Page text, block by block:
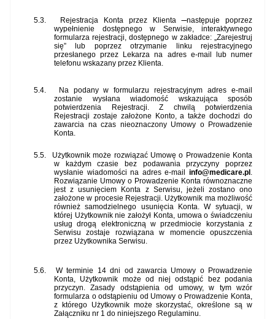
5.3. Rejestracja Konta przez Klienta
następuje poprzez
wypełnienie dostępnego w Serwisie, interaktywnego
formularza rejestracji, dostępnego w zakładce: „Zarejestruj
się” lub poprzez otrzymanie linku rejestracyjnego
przesłanego przez Lekarza na adres e-mail lub numer
telefonu wskazany przez Klienta.
5.4.
Na podany w formularzu rejestracyjnym adres e-mail
zostanie wysłana wiadomość wskazująca sposób
potwierdzenia Rejestracji. Z chwilą potwierdzenia
Rejestracji zostaje założone Konto, a także dochodzi do
zawarcia na czas nieoznaczony Umowy o Prowadzenie
Konta.
5.5.
Użytkownik może rozwiązać Umowę o Prowadzenie Konta
w każdym czasie bez podawania przyczyny poprzez
wysłanie wiadomości na adres e-mail info@medicare.pl .
Rozwiązanie Umowy o Prowadzenie Konta równoznaczne
jest z usunięciem Konta z Serwisu, jeżeli zostano ono
założone w procesie Rejestracji. Użytkownik ma możliwość
również samodzielnego usunięcia Konta. W sytuacji, w
której Użytkownik nie założył Konta, umowa o świadczeniu
usług drogą elektroniczną w przedmiocie korzystania z
Serwisu zostaje rozwiązana w momencie opuszczenia
przez Użytkownika Serwisu.
5.6.
W terminie 14 dni od zawarcia Umowy o Prowadzenie
Konta, Użytkownik może od niej odstąpić bez podania
przyczyn. Zasady odstąpienia od umowy, w tym wzór
formularza o odstąpieniu od Umowy o Prowadzenie Konta,
z którego Użytkownik może skorzystać, określone są w
Załączniku nr 1 do niniejszego Regulaminu.